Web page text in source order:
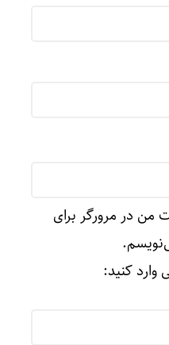
من در مرورگر برای
وارد کنید: